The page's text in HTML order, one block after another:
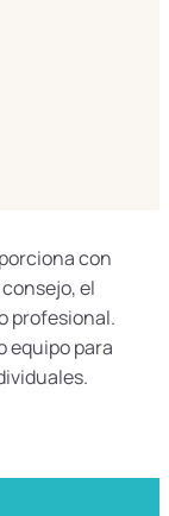
con
el
profesional.
equipo para